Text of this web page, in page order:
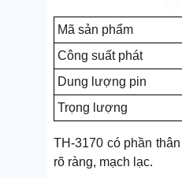
Mã sản phẩm
Công suất phát
Dung lượng pin
Trọng lượng
TH-3170 có phần
rõ ràng, mạch lạc.